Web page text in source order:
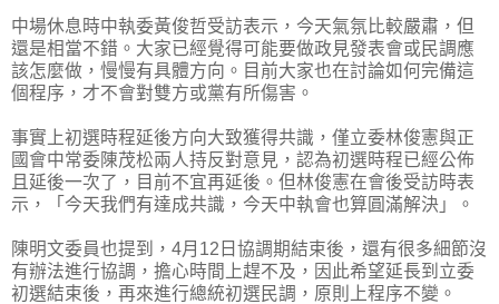
中場休息時中執委黃俊哲受訪表示，今天氣氛比較嚴肅，但
還是相當不錯。大家已經覺得可能要做政見發表會或民調應
該怎麼做，慢慢有具體方向。目前大家也在討論如何完備這
個程序，才不會對雙方或黨有所傷害。
事實上初選時程延後方向大致獲得共識，僅立委林俊憲與正
國會中常委陳茂松兩人持反對意見，認為初選時程已經公佈
且延後一次了，目前不宜再延後。但林俊憲在會後受訪時表
示，「今天我們有達成共識，今天中執會也算圓滿解決」。
陳明文委員也提到，4月12日協調期結束後，還有很多細節沒
有辦法進行協調，擔心時間上趕不及，因此希望延長到立委
初選結束後，再來進行總統初選民調，原則上程序不變。